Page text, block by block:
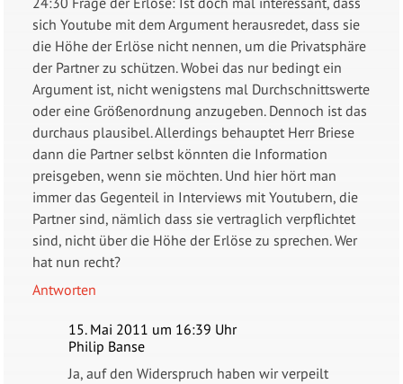
sich Youtube mit dem Argument herausredet, dass sie
die Höhe der Erlöse nicht nennen, um die Privatsphäre
der Partner zu schützen. Wobei das nur bedingt ein
Argument ist, nicht wenigstens mal Durchschnittswerte
oder eine Größenordnung anzugeben. Dennoch ist das
durchaus plausibel. Allerdings behauptet Herr Briese
dann die Partner selbst könnten die Information
preisgeben, wenn sie möchten. Und hier hört man
immer das Gegenteil in Interviews mit Youtubern, die
Partner sind, nämlich dass sie vertraglich verpflichtet
sind, nicht über die Höhe der Erlöse zu sprechen. Wer
hat nun recht?
Antworten
15. Mai 2011 um 16:39 Uhr
Philip Banse
Ja, auf den Widerspruch haben wir verpeilt